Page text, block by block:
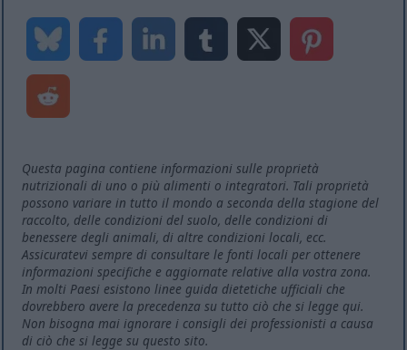
Questa pagina contiene informazioni sulle proprietà
nutrizionali di uno o più alimenti o integratori. Tali proprietà
possono variare in tutto il mondo a seconda della stagione del
raccolto, delle condizioni del suolo, delle condizioni di
benessere degli animali, di altre condizioni locali, ecc.
Assicuratevi sempre di consultare le fonti locali per ottenere
informazioni specifiche e aggiornate relative alla vostra zona.
In molti Paesi esistono linee guida dietetiche ufficiali che
dovrebbero avere la precedenza su tutto ciò che si legge qui.
Non bisogna mai ignorare i consigli dei professionisti a causa
di ciò che si legge su questo sito.